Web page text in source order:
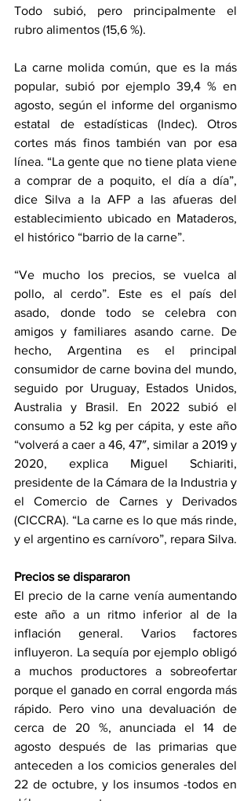
Todo subió, pero principalmente el
rubro alimentos (15,6 %).
La carne molida común, que es la más
popular, subió por ejemplo 39,4 % en
agosto, según el informe del organismo
estatal de estadísticas (Indec). Otros
cortes más finos también van por esa
línea. “La gente que no tiene plata viene
a comprar de a poquito, el día a día”,
dice Silva a la AFP a las afueras del
establecimiento ubicado en Mataderos,
el histórico “barrio de la carne”.
“Ve mucho los precios, se vuelca al
pollo, al cerdo”. Este es el país del
asado, donde todo se celebra con
amigos y familiares asando carne. De
hecho, Argentina es el principal
consumidor de carne bovina del mundo,
seguido por Uruguay, Estados Unidos,
Australia y Brasil. En 2022 subió el
consumo a 52 kg per cápita, y este año
“volverá a caer a 46, 47″, similar a 2019 y
2020, explica Miguel Schiariti,
presidente de la Cámara de la Industria y
el Comercio de Carnes y Derivados
(CICCRA). “La carne es lo que más rinde,
y el argentino es carnívoro”, repara Silva.
Precios se dispararon
El precio de la carne venía aumentando
este año a un ritmo inferior al de la
inflación general. Varios factores
influyeron. La sequía por ejemplo obligó
a muchos productores a sobreofertar
porque el ganado en corral engorda más
rápido. Pero vino una devaluación de
cerca de 20 %, anunciada el 14 de
agosto después de las primarias que
anteceden a los comicios generales del
22 de octubre, y los insumos -todos en